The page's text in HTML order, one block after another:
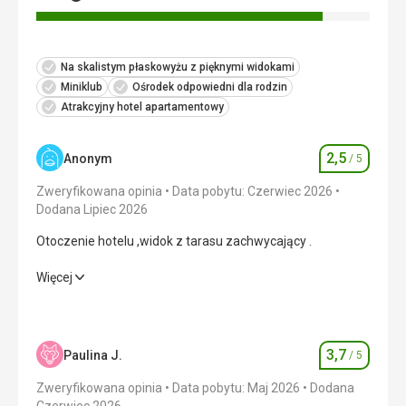
Na skalistym płaskowyżu z pięknymi widokami
Miniklub
Ośrodek odpowiedni dla rodzin
Atrakcyjny hotel apartamentowy
Anonym Ocena
2,5 / 5
Zweryfikowana opinia
Data pobytu: Czerwiec 2026
Dodana Lipiec 2026
Otoczenie hotelu ,widok z tarasu zachwycający .
Otoczenie hotelu ,widok z tarasu zachwycający .
Zakwaterowanie 3,0/ 5
Okolica 3,0/ 5
Więcej
Paulina J. Ocena
3,7 / 5
Zweryfikowana opinia Data pobytu: Maj 2026
Dodana